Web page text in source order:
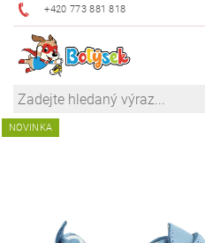
+420 773 881 818
NOVINKA